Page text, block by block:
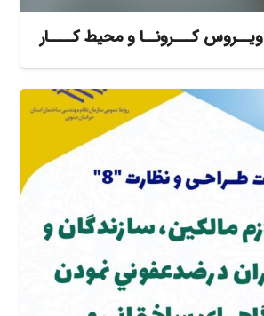
ویــروس کـــرونــا و محیط کــــار